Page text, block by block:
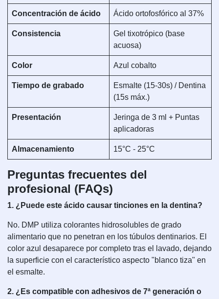
Concentración de ácido Ácido ortofosfórico al 37%
Consistencia
Gel tixotrópico (base
acuosa)
Color Azul cobalto
Tiempo de grabado
Esmalte (15-30s) / Dentina
(15s máx.)
Presentación
Jeringa de 3 ml + Puntas
aplicadoras
Almacenamiento 15°C - 25°C
Preguntas frecuentes del
profesional (FAQs)
1. ¿Puede este ácido causar tinciones en la dentina?
No. DMP utiliza colorantes hidrosolubles de grado
alimentario que no penetran en los túbulos dentinarios. El
color azul desaparece por completo tras el lavado, dejando
la superficie con el característico aspecto "blanco tiza" en
el esmalte.
2. ¿Es compatible con adhesivos de 7ª generación o